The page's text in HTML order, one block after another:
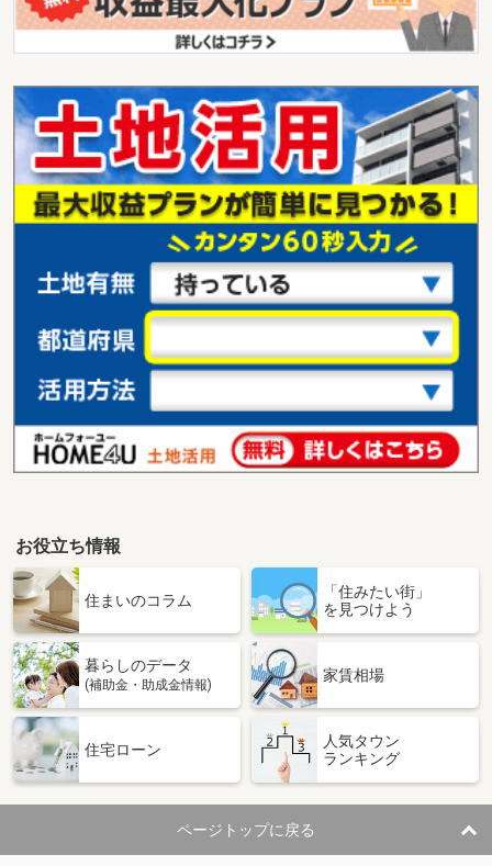
土地面積 139.98m²
価 格
300万円
住 所
新潟県見附市双葉町
用途地域 １種住居
土地面積 149.05m²
新潟県長岡市曲新町
価 格
1,599万円
住 所
新潟県長岡市曲新町
用途地域 無指定
お役立ち情報
住まいのコラム
「住みたい街」
を見つけよう
暮らしのデータ
(補助金・助成金情報)
家賃相場
住宅ローン
人気タウン
ランキング
ページトップに戻る